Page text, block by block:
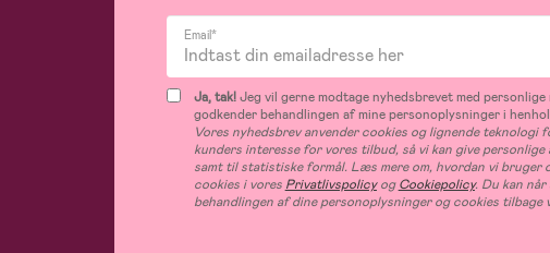
Email*
Ja, tak!Jeg vil gerne modtage nyhedsbrevet med
godkender behandlingen af mine personoplysninger i
Vores nyhedsbrev anvender cookies og lignende teknologi
kunders interesse for vores tilbud, så vi kan give
samt til statistiske formål. Læs mere om, hvordan vi bruger
cookies i vores PrivatlivspolicyogCookiepolicy. Du kan
behandlingen af dine personoplysninger og cookies tilbage